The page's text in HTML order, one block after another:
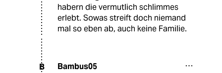
habern die vermutlich schlimmes
erlebt. Sowas streift doch niemand
mal so eben ab, auch keine Familie.
B Bambus05